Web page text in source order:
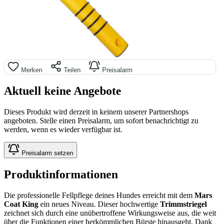
Merken Teilen Preisalarm
Aktuell keine Angebote
Dieses Produkt wird derzeit in keinem unserer Partnershops
angeboten. Stelle einen Preisalarm, um sofort benachrichtigt zu
werden, wenn es wieder verfügbar ist.
Preisalarm setzen
Produktinformationen
Die professionelle Fellpflege deines Hundes erreicht mit dem Mars
Coat King ein neues Niveau. Dieser hochwertige Trimmstriegel
zeichnet sich durch eine unübertroffene Wirkungsweise aus, die weit
über die Funktionen einer herkömmlichen Bürste hinausgeht. Dank